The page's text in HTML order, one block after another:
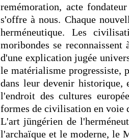
remémoration, acte
s'offre à nous. Chaque
herméneutique. Les
moribondes se
d'une explication jugée
le matérialisme progressiste,
dans leur devenir historique,
l'endroit des cultures
formes de civilisation en voie
L'art jüngérien de
l'archaïque et le moderne, le